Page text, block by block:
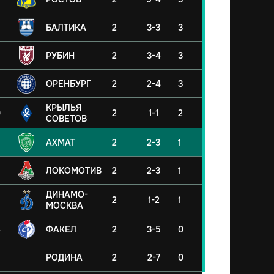
БАЛТИКА 2 3-3 3
РУБИН 2 3-4 3
ОРЕНБУРГ 2 2-4 3
КРЫЛЬЯ
СОВЕТОВ
2 1-1 2
АХМАТ 2 2-3 1
ЛОКОМОТИВ 2 2-3 1
ДИНАМО-
МОСКВА
2 1-2 1
ФАКЕЛ 2 3-5 0
РОДИНА 2 2-7 0